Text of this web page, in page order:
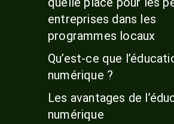
entreprises dans les
programmes locaux
Qu’est-ce que
numérique ?
Les avantages de
numérique